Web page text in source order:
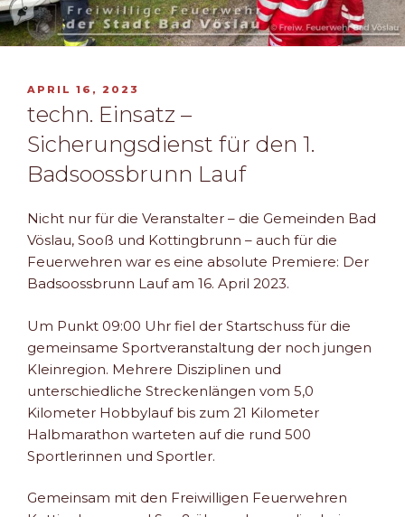
VERÖFFENTLICHT
APRIL 16, 2023
techn. Einsatz –
Sicherungsdienst für den 1.
Badsoossbrunn Lauf
Nicht nur für die Veranstalter – die Gemeinden Bad
Vöslau, Sooß und Kottingbrunn – auch für die
Feuerwehren war es eine absolute Premiere: Der
Badsoossbrunn Lauf am 16. April 2023.
Um Punkt 09:00 Uhr fiel der Startschuss für die
gemeinsame Sportveranstaltung der noch jungen
Kleinregion. Mehrere Disziplinen und
unterschiedliche Streckenlängen vom 5,0
Kilometer Hobbylauf bis zum 21 Kilometer
Halbmarathon warteten auf die rund 500
Sportlerinnen und Sportler.
Gemeinsam mit den Freiwilligen Feuerwehren